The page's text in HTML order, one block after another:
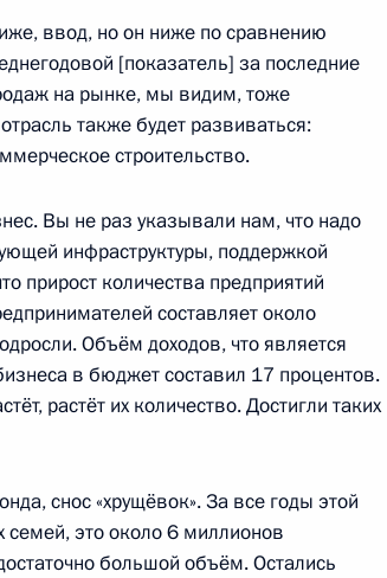
и приоритетным
по мониторингу
экономического
ввод, но он ниже по сравнению
[показатель] за последние
на рынке, мы видим, тоже
также будет развиваться:
строительство.
Вы не раз указывали нам, что надо
инфраструктуры, поддержкой
прирост количества предприятий
составляет около
Объём доходов, что является
в бюджет составил 17 процентов.
растёт их количество. Достигли таких
снос «хрущёвок». За все годы этой
это около 6 миллионов
большой объём. Остались